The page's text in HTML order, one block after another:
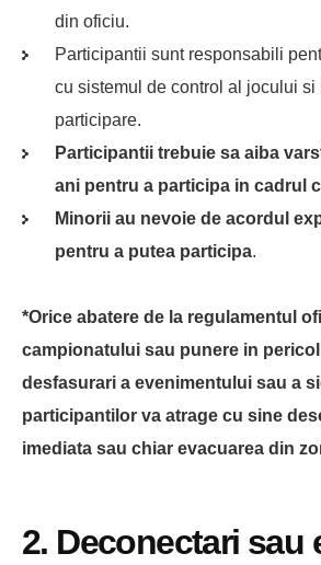
din oficiu.
Participantii sunt responsabili
cu sistemul de control al jocului
participare.
Participantii trebuie sa aiba
ani pentru a participa in cadrul
Minorii au nevoie de acordul
pentru a putea participa.
*Orice abatere de la regulamentul
campionatului sau punere in
desfasurari a evenimentului sau a
participantilor va atrage cu sine
imediata sau chiar evacuarea din
2. Deconectari sau